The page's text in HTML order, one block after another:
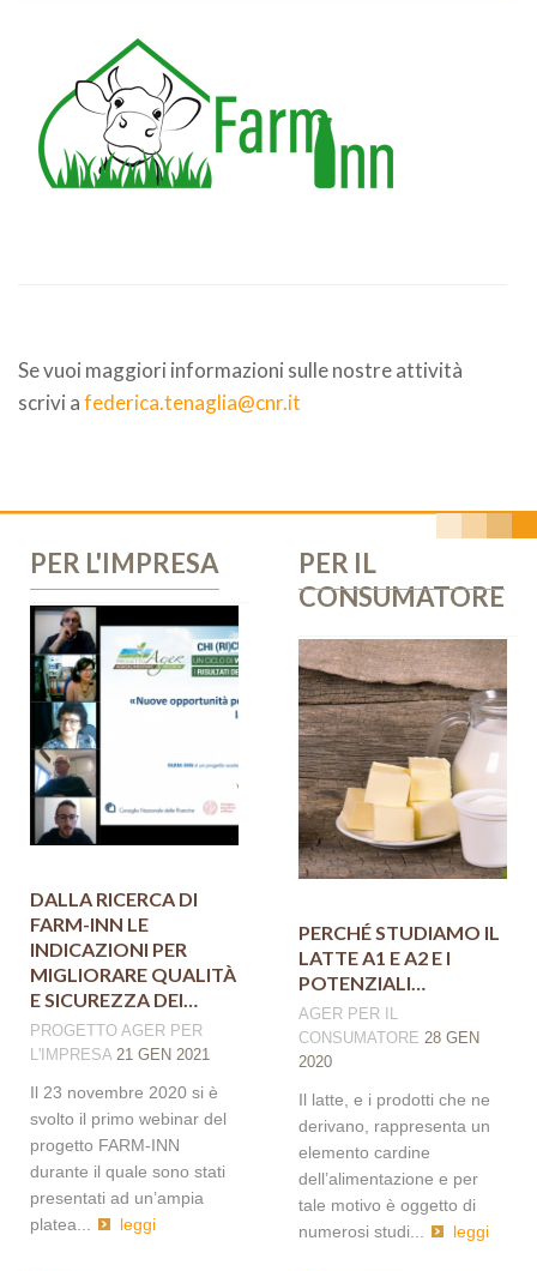
Se vuoi maggiori informazioni sulle nostre attività
scrivi afederica.tenaglia@cnr.it
PER L'IMPRESA
DALLA RICERCA DI
FARM-INN LE
INDICAZIONI PER
MIGLIORARE QUALITÀ
E SICUREZZA DEI…
PROGETTO AGER PER
L'IMPRESA 21 GEN 2021
Il 23 novembre 2020 si è
svolto il primo webinar del
progetto FARM-INN
durante il quale sono stati
presentati ad un’ampia
platea...
leggi
PER IL
CONSUMATORE
PERCHÉ STUDIAMO IL
LATTE A1 E A2 E I
POTENZIALI…
AGER PER IL
CONSUMATORE 28 GEN
2020
Il latte, e i prodotti che ne
derivano, rappresenta un
elemento cardine
dell’alimentazione e per
tale motivo è oggetto di
numerosi studi...
leggi